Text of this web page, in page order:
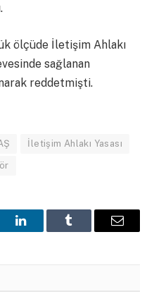
ölçüde İletişim Ahlakı
sağlanan
reddetmişti.
İletişim Ahlakı Yasası
LinkedInTumblr Email